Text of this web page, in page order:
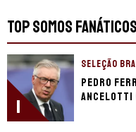
TOP SOMOS FANÁTICOS
1
SELEÇÃO
Pedro
Ancelotti